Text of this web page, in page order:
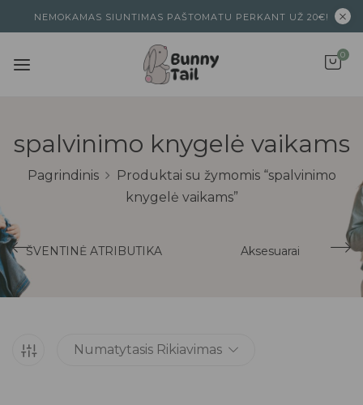
NEMOKAMAS SIUNTIMAS PAŠTOMATU PERKANT UŽ 20€!
0
spalvinimo knygelė vaikams
Pagrindinis
Produktai su žymomis “spalvinimo
knygelė vaikams”
ŠVENTINĖ ATRIBUTIKA Aksesuarai
Numatytasis Rikiavimas